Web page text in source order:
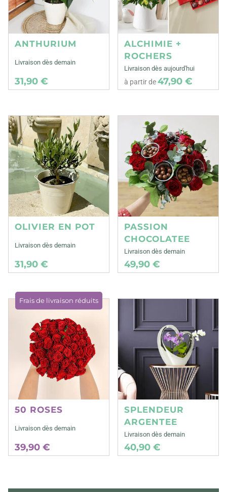
ANTHURIUM
Livraison dès demain
31,90 €
ALCHIMIE +
ROCHERS
Livraison dès aujourd'hui
à partir de47,90 €
OLIVIER EN POT
Livraison dès demain
31,90 €
PASSION
CHOCOLATEE
Livraison dès demain
49,90 €
Frais de livraison réduits
50 ROSES
Livraison dès demain
39,90 €
SPLENDEUR
ARGENTEE
Livraison dès demain
40,90 €